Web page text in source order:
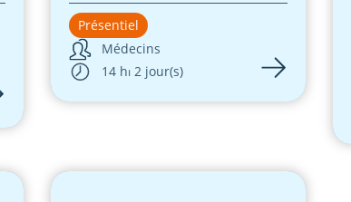
Présentiel
Médecins
14 h⏐ 2 jour(s)